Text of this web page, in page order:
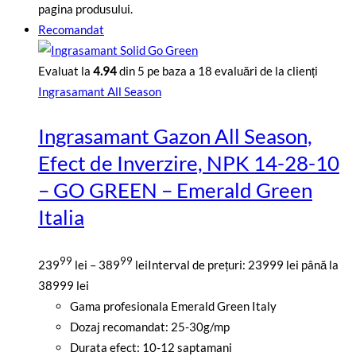
pagina produsului.
Recomandat
Evaluat la 4.94din 5 pe baza a 18 evaluări de la clienți
Ingrasamant All Season
Ingrasamant Gazon All Season,
Efect de Inverzire, NPK 14-28-10
– GO GREEN – Emerald Green
Italia
23999 lei – 38999 leiInterval de prețuri: 23999 lei până la
38999 lei
Gama profesionala Emerald Green Italy
Dozaj recomandat: 25-30g/mp
Durata efect: 10-12 saptamani